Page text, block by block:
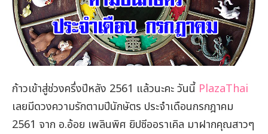
ก้าวเข้าสู่ช่วงครึ่งปีหลัง 2561 แล้วนะคะ วันนี้ PlazaThai
เลยมีดวงความรักตามปีนักษัตร ประจำเดือนกรกฎาคม
2561 จาก อ.อ้อย เพลินพิศ ยิปซีออราเคิล มาฝากคุณสาวๆ